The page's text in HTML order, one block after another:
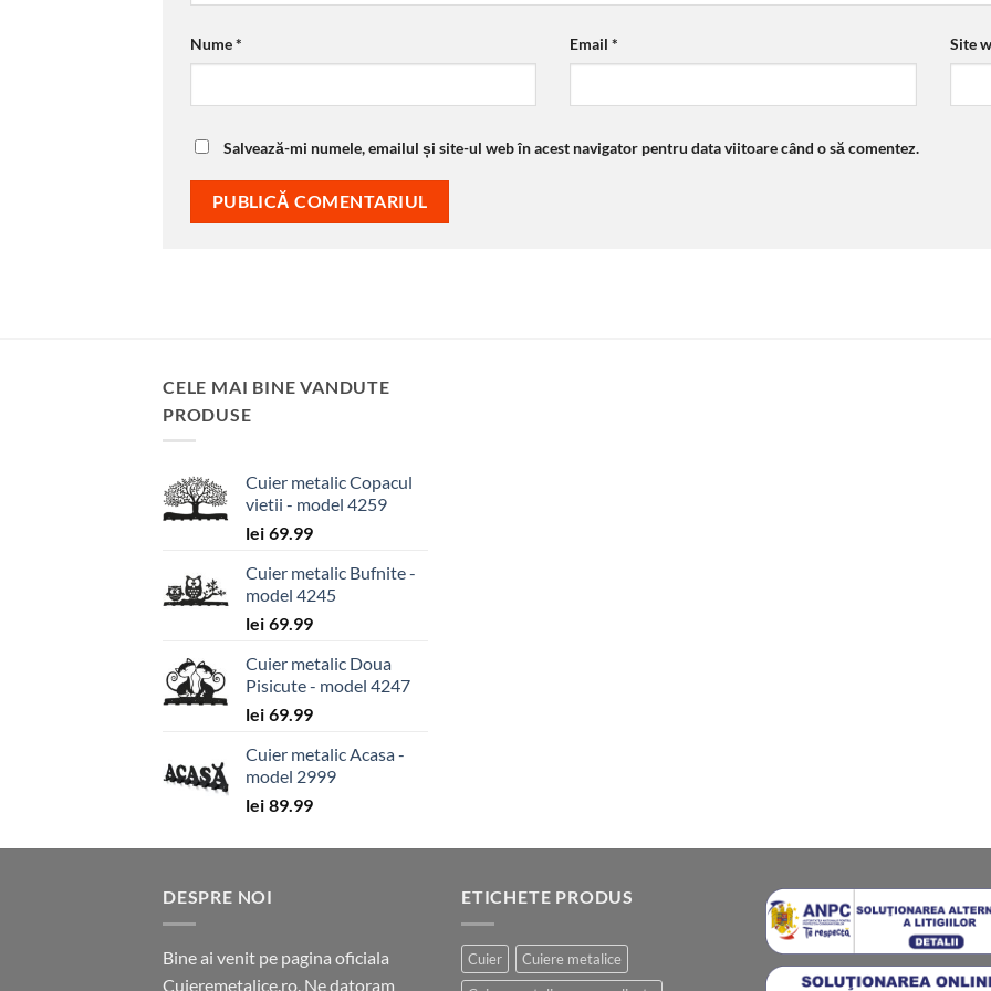
Nume* Email* Site
Salvează-mi numele, emailul și site-ul web în acest navigator pentru data viitoare când o să comentez.
CELE MAI BINE VANDUTE
PRODUSE
Cuier metalic Copacul
vietii - model 4259
lei 69.99
Cuier metalic Bufnite -
model 4245
lei 69.99
Cuier metalic Doua
Pisicute - model 4247
lei 69.99
Cuier metalic Acasa -
model 2999
lei 89.99
DESPRE NOI
Bine ai venit pe pagina oficiala
Cuieremetalice.ro. Ne datoram
ETICHETE PRODUS
Cuier
Cuiere metalice